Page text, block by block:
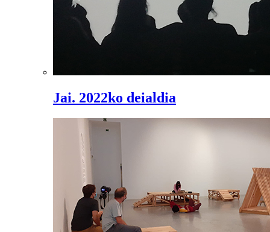
Jai. 2022ko deialdia